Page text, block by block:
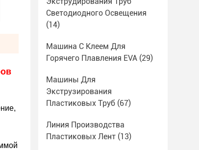
Светодиодного Освещения
(14)
Машина С Клеем Для
Горячего Плавления EVA (29)
Машины Для
Экструзирования
Пластиковых Труб (67)
Линия Производства
Пластиковых Лент (13)